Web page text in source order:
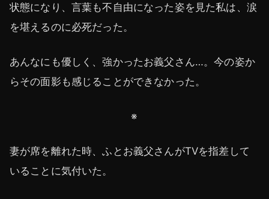
状態になり、言葉も不自由になった姿を見た私は、涙
を堪えるのに必死だった。
あんなにも優しく、強かったお義父さん…。今の姿か
らその面影も感じることができなかった。
※
妻が席を離れた時、ふとお義父さんがTVを指差して
いることに気付いた。